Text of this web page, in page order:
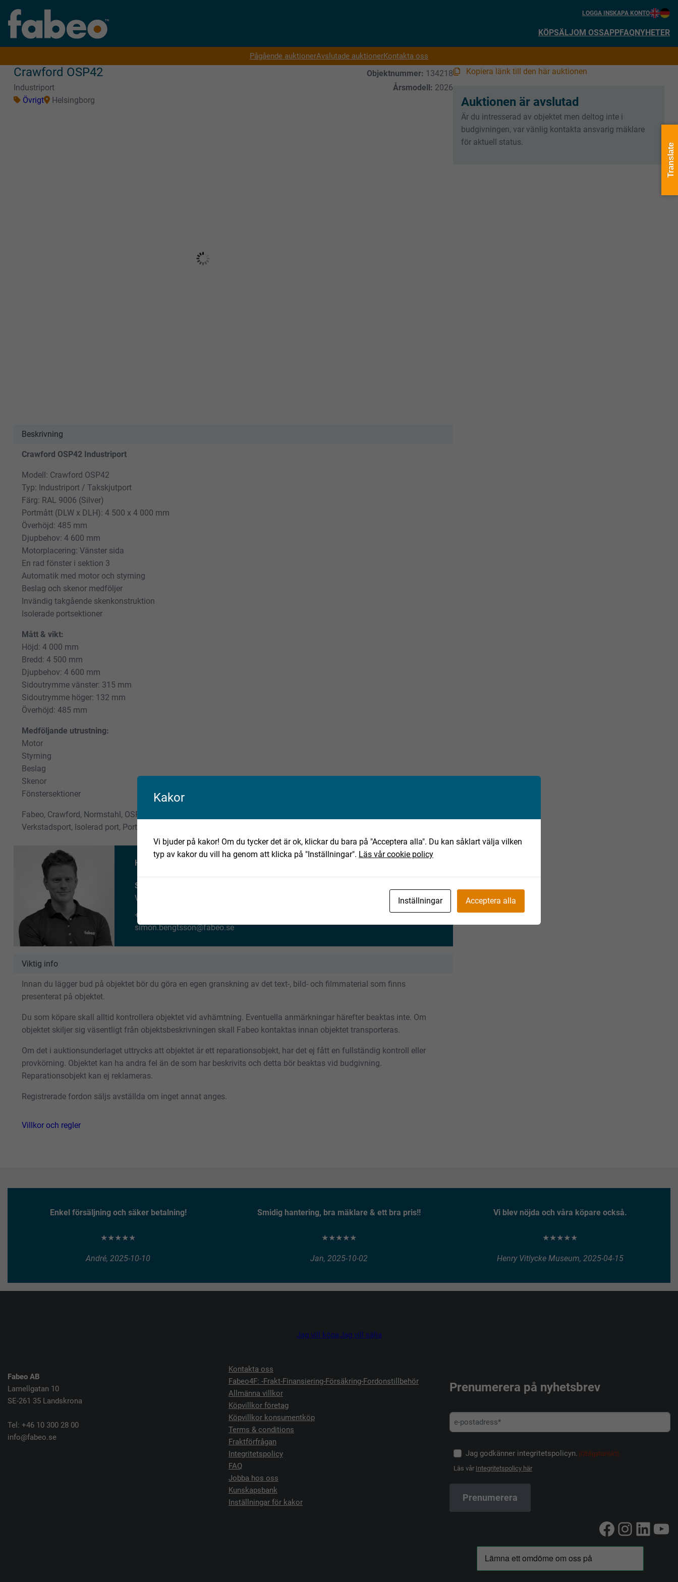
LOGGA INSKAPA KONTO
KÖPSÄLJOM OSSAPPFAQNYHETER
Pågående auktionerAvslutade auktionerKontakta oss
Crawford OSP42 Objektnummer: 134218
Industriport
Årsmodell: 2026
Övrigt
Helsingborg
Beskrivning
Crawford OSP42 Industriport
Modell: Crawford OSP42
Typ: Industriport / Takskjutport
Färg: RAL 9006 (Silver)
Portmått (DLW x DLH): 4 500 x 4 000 mm
Överhöjd: 485 mm
Djupbehov: 4 600 mm
Motorplacering: Vänster sida
En rad fönster i sektion 3
Automatik med motor och styrning
Beslag och skenor medföljer
Invändig takgående skenkonstruktion
Isolerade portsektioner
Mått & vikt:
Höjd: 4 000 mm
Bredd: 4 500 mm
Djupbehov: 4 600 mm
Sidoutrymme vänster: 315 mm
Sidoutrymme höger: 132 mm
Överhöjd: 485 mm
Medföljande utrustning:
Motor
Styrning
Beslag
Skenor
Fönstersektioner
Fabeo, Crawford, Normstahl, OSP42, Industriport, Takskjutport, Port 4500×4000, Garageport industri, Lagerport,
Verkstadsport, Isolerad port, Portautomatik, Industridörr, Port med fönster, RAL9006
Har du fler frågor om detta objekt?
Simon Bengtsson
VD
+46 702 526 741
simon.bengtsson@fabeo.se
Viktig info
Innan du lägger bud på objektet bör du göra en egen granskning av det text-, bild- och filmmaterial som finns
presenterat på objektet.
Du som köpare skall alltid kontrollera objektet vid avhämtning. Eventuella anmärkningar härefter beaktas inte. Om
objektet skiljer sig väsentligt från objektsbeskrivningen skall Fabeo kontaktas innan objektet transporteras.
Om det i auktionsunderlaget uttrycks att objektet är ett reparationsobjekt, har det ej fått en fullständig kontroll eller
provkörning. Objektet kan ha andra fel än de som har beskrivits och detta bör beaktas vid budgivning.
Reparationsobjekt kan ej reklameras.
Registrerade fordon säljs avställda om inget annat anges.
Villkor och regler
Kopiera länk till den här auktionen
Auktionen är avslutad
Är du intresserad av objektet men deltog inte i
budgivningen, var vänlig kontakta ansvarig mäklare
för aktuell status.
Enkel försäljning och säker betalning!
★★★★★
André, 2025-10-10
Smidig hantering, bra mäklare & ett bra pris!!
★★★★★
Jan, 2025-10-02
Vi blev nöjda och våra köpare också.
★★★★★
Henry Vitlycke Museum, 2025-04-15
Jag vill köpaJag vill sälja
Fabeo AB
Lamellgatan 10
SE-261 35 Landskrona
Tel: +46 10 300 28 00
info@fabeo.se
Kontakta oss
Fabeo4F: -Frakt-Finansiering-Försäkring-Fordonstillbehör
Allmänna villkor
Köpvillkor företag
Köpvillkor konsumentköp
Terms & conditions
Fraktförfrågan
Integritetspolicy
FAQ
Jobba hos oss
Kunskapsbank
Inställningar för kakor
Prenumerera på nyhetsbrev
Jag godkänner integritetspolicyn. (Obligatoriskt)
Läs vår Integritetspolicy här
Facebook
Kakor
Vi bjuder på kakor! Om du tycker det är ok, klickar du bara på "Acceptera alla". Du kan såklart välja vilken
typ av kakor du vill ha genom att klicka på "Inställningar". Läs vår cookie policy
Inställningar Acceptera alla
Translate